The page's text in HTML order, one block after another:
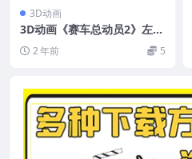
3D动画
3D动画《赛车总动员2》左右
3D版 1080P 超清资源 网盘
+迅雷下载
2 年前 5